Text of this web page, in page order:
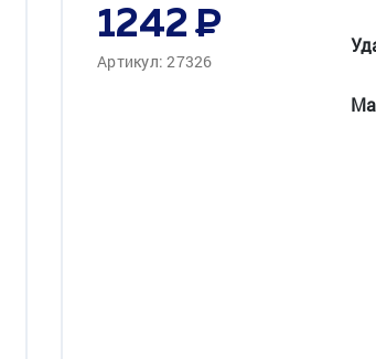
1242
Артикул: 27326